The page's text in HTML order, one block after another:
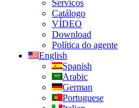
Serviços
Catálogo
VÍDEO
Download
Política do agente
English
Spanish
Arabic
German
Portuguese